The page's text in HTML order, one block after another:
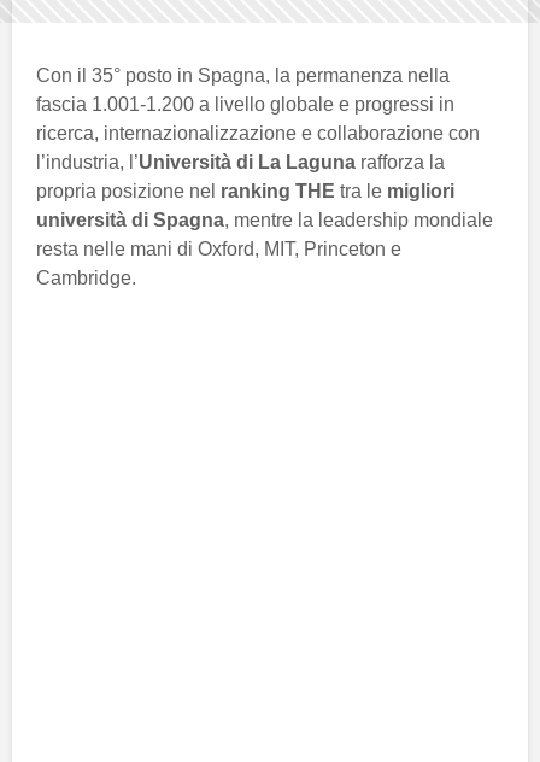
Con il 35° posto in Spagna, la permanenza nella
fascia 1.001-1.200 a livello globale e progressi in
ricerca, internazionalizzazione e collaborazione con
l’industria, l’Università di La Laguna rafforza la
propria posizione nel ranking THE tra le migliori
università di Spagna, mentre la leadership mondiale
resta nelle mani di Oxford, MIT, Princeton e
Cambridge.